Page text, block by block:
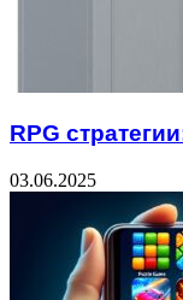
RPG
03.06.2025